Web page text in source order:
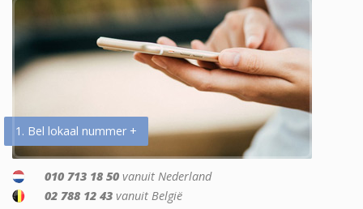
1. Bel lokaal nummer +
010 713 18 50 vanuit Nederland
02 788 12 43 vanuit België